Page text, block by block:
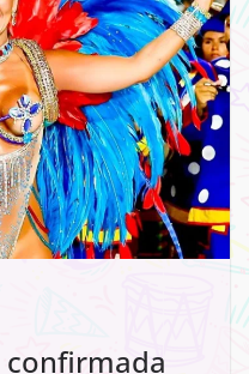
confirmada